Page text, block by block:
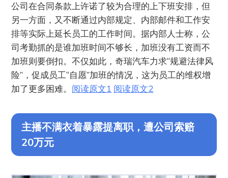
公司在合同条款上许诺了较为合理的上下班安排，但
另一方面，又不断通过内部规定、内部邮件和工作安
排等实际上延长员工的工作时间。据内部人士称，公
司考勤抓的是谁加班时间不够长，加班没有工资而不
加班则要倒扣。不仅如此，奇瑞汽车力求“规避法律风
险”，促成员工“自愿”加班的情况，这为员工的维权增
加了更多困难。 阅读原文1 阅读原文2
主播不满衣着暴露提离职，遭公司索赔
20万元